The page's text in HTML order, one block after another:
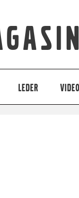
LEDER VIDEO